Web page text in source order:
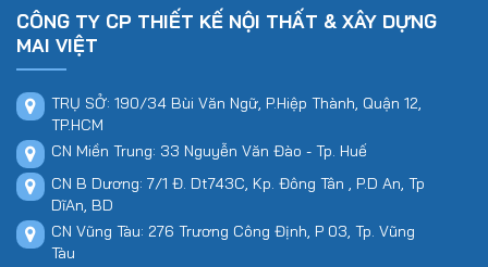
CÔNG TY CP THIẾT KẾ NỘI THẤT & XÂY DỰNG
MAI VIỆT
TRỤ SỞ: 190/34 Bùi Văn Ngữ, P.Hiệp Thành, Quận 12,
TP.HCM
CN Miền Trung: 33 Nguyễn Văn Đào - Tp. Huế
CN B Dương: 7/1 Đ. Dt743C, Kp. Đông Tân , P.D An, Tp
DĩAn, BD
CN Vũng Tàu: 276 Trương Công Định, P 03, Tp. Vũng
Tàu